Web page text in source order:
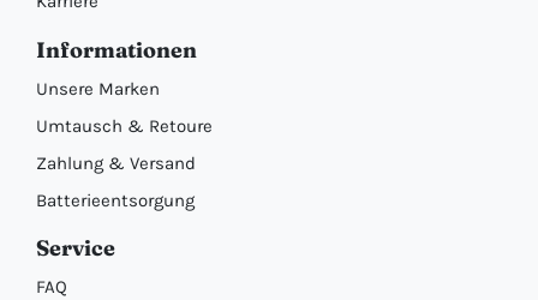
Informationen
Unsere Marken
Umtausch & Retoure
Zahlung & Versand
Batterieentsorgung
Service
FAQ